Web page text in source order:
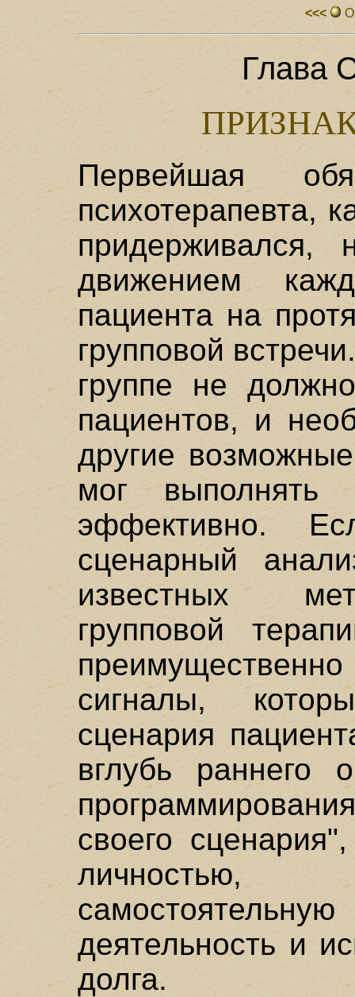
<<<
Глава
Первейшая
психотерапевта,
придерживался,
движением
пациента на
групповой
группе не
пациентов, и
другие
мог выполнять
эффективно.
сценарный
известных
групповой
сигналы,
сценария
вглубь раннего
своего
деятельность и
долга.